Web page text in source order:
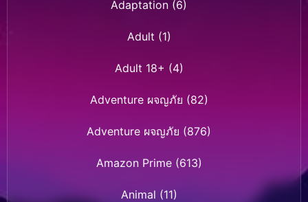
Adaptation (6)
Adult (1)
Adult 18+ (4)
Adventure ผจญภัย (82)
Adventure ผจญภัย (876)
Amazon Prime(613)
Animal (11)